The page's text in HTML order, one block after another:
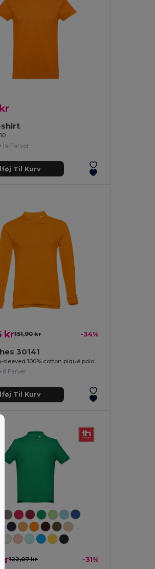
+14 Farver
Til Kurv
kr151,90 kr -34%
30141
+8 Farver
Til Kurv
122,07 kr -31%